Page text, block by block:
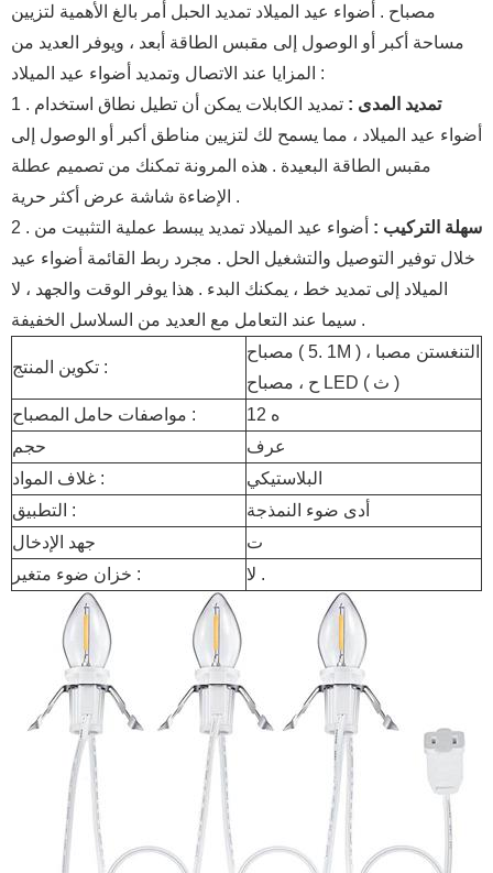
مصباح . أضواء عيد الميلاد تمديد الحبل أمر بالغ الأهمية لتزيين
مساحة أكبر أو الوصول إلى مقبس الطاقة أبعد ، ويوفر العديد من
المزايا عند الاتصال وتمديد أضواء عيد الميلاد :
1 .
تمديد المدى : تمديد الكابلات يمكن أن تطيل نطاق استخدام
أضواء عيد الميلاد ، مما يسمح لك لتزيين مناطق أكبر أو الوصول إلى
مقبس الطاقة البعيدة . هذه المرونة تمكنك من تصميم عطلة
الإضاءة شاشة عرض أكثر حرية .
2 .
سهلة التركيب : أضواء عيد الميلاد تمديد يبسط عملية التثبيت من
خلال توفير التوصيل والتشغيل الحل . مجرد ربط القائمة أضواء عيد
الميلاد إلى تمديد خط ، يمكنك البدء . هذا يوفر الوقت والجهد ، لا
سيما عند التعامل مع العديد من السلاسل الخفيفة .
تكوين المنتج :
مصباح ( 1 .5M ) ، التنغستن مصبا
ح ، مصباح LED ( ث )
مواصفات حامل المصباح :
ه 12
حجم
عرف
غلاف المواد :
البلاستيكي
التطبيق :
أدى ضوء النمذجة
جهد الإدخال
ت
خزان ضوء متغير :
لا .